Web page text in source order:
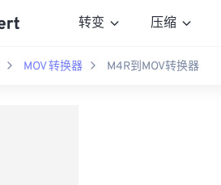
转变 压缩
MOV 转换器 M4R到MOV转换器